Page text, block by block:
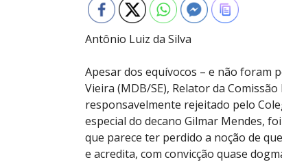
Antônio Luiz da Silva
Apesar dos equívocos – e não foram
Vieira (MDB/SE), Relator da
responsavelmente rejeitado pelo
especial do decano Gilmar Mendes,
que parece ter perdido a noção de
e acredita, com convicção quase